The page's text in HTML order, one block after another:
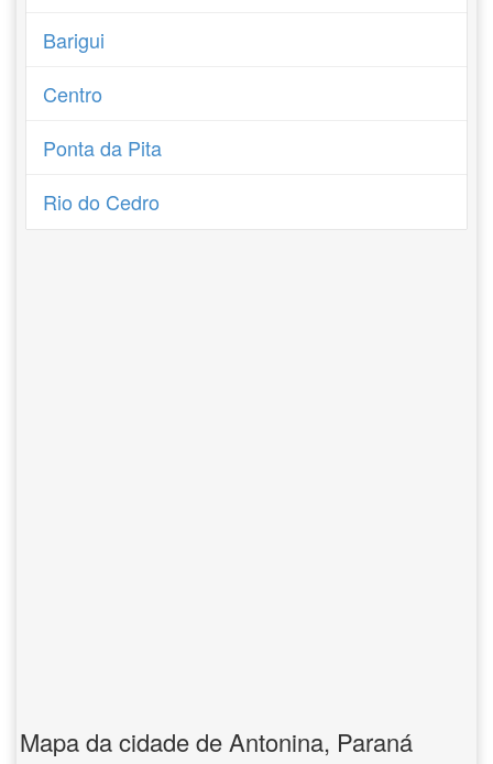
Barigui
Centro
Ponta da Pita
Rio do Cedro
Mapa da cidade de Antonina, Paraná